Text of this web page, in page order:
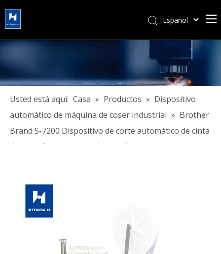
Español
Türk dili
Tiếng Việt
Português
Pусский
Français
Usted está aquí: Casa » Productos » Dispositivo
automático de máquina de coser industrial » Brother
Brand S-7200 Dispositivo de corte automático de cinta
de corte frontal para máquina de punto de cadeneta